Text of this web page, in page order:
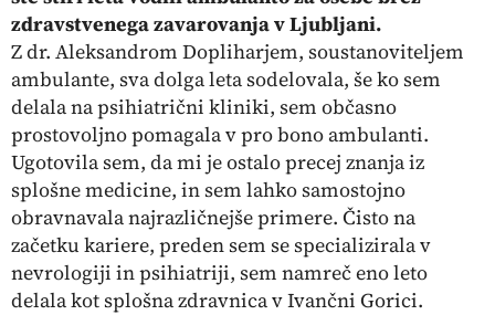
zdravstvenega zavarovanja v Ljubljani.
Z dr. Aleksandrom Dopliharjem, soustanoviteljem
ambulante, sva dolga leta sodelovala, še ko sem
delala na psihiatrični kliniki, sem občasno
prostovoljno pomagala v pro bono ambulanti.
Ugotovila sem, da mi je ostalo precej znanja iz
splošne medicine, in sem lahko samostojno
obravnavala najrazličnejše primere. Čisto na
začetku kariere, preden sem se specializirala v
nevrologiji in psihiatriji, sem namreč eno leto
delala kot splošna zdravnica v Ivančni Gorici.